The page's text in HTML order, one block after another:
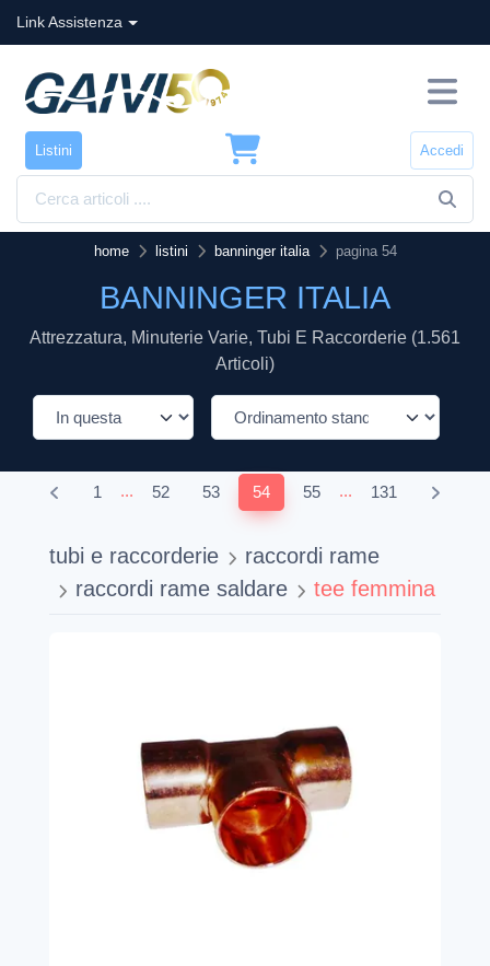
Link Assistenza
Listini Accedi
home listini banninger italia pagina 54
BANNINGER ITALIA
Attrezzatura, Minuterie Varie, Tubi E Raccorderie (1.561
Articoli)
1 ... 52 53 54 55 ... 131
tubi e raccorderie
raccordi rame
raccordi rame saldare
tee femmina